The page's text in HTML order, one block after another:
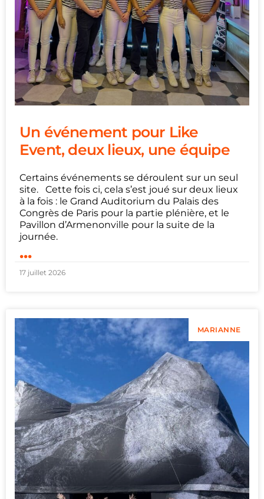
Un événement pour Like
Event, deux lieux, une équipe
Certains événements se déroulent sur un seul
site. Cette fois ci, cela s’est joué sur deux lieux
à la fois : le Grand Auditorium du Palais des
Congrès de Paris pour la partie plénière, et le
Pavillon d’Armenonville pour la suite de la
journée.
...
17 juillet 2026
MARIANNE